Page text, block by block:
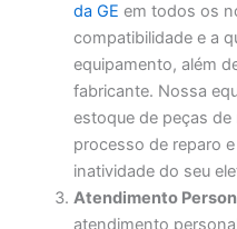
da GE em todos os
compatibilidade e a
equipamento, além
fabricante. Nossa
estoque de peças
processo de reparo
inatividade do seu
Atendimento